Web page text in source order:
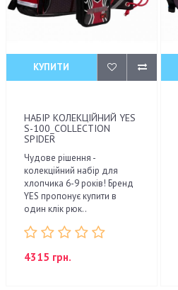
КУПИТИ
НАБІР КОЛЕКЦІЙНИЙ YES
S-100_COLLECTION
SPIDER
Чудове рішення -
колекційний набір для
хлопчика 6-9 років! Бренд
YES пропонує купити в
один клік рюк..
4315 грн.